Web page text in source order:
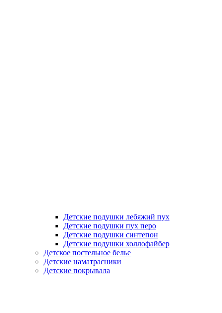
Детские подушки лебяжий пух
Детские подушки пух перо
Детские подушки синтепон
Детские подушки холлофайбер
Детское постельное белье
Детские наматрасники
Детские покрывала